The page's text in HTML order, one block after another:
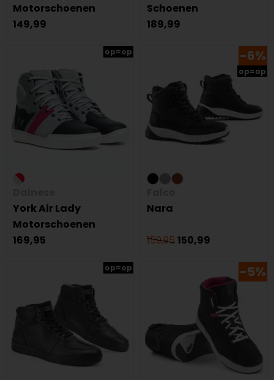
Motorschoenen
149,99
Schoenen
189,99
op=op
York Air Lady
Motorschoenen
169,95
-6%
op=op
Nara
159,95 150,99
op=op -5%